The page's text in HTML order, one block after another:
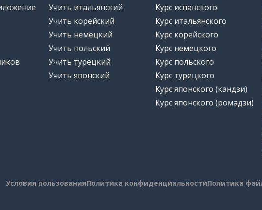
Учить итальянский
Учить корейский
Учить немецкий
Учить польский
Учить турецкий
Учить японский
Курс испанского
Курс итальянского
Курс корейского
Курс немецкого
Курс польского
Курс турецкого
Курс японского (кандзи)
Курс японского (ромадзи)
Условия пользованияПолитика конфиденциальностиПолитика